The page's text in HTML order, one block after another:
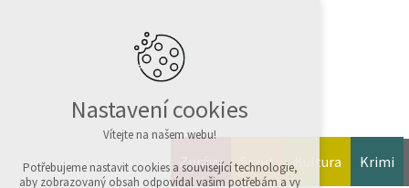
Zprávy Sport Kultura Krimi
Nastavení cookies
Vítejte na našem webu!
Potřebujeme nastavit cookies a související technologie,
aby zobrazovaný obsah odpovídal vašim potřebám a vy